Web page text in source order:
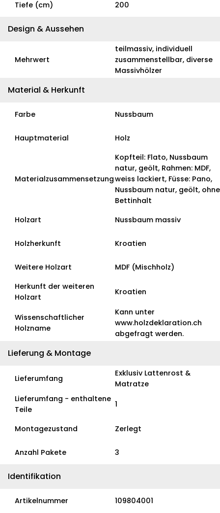
Tiefe (cm) 200
Design & Aussehen
Mehrwert
teilmassiv, individuell
zusammenstellbar, diverse
Massivhölzer
Material & Herkunft
Farbe Nussbaum
Hauptmaterial Holz
Materialzusammensetzung
Kopfteil: Flato, Nussbaum
natur, geölt, Rahmen: MDF,
weiss lackiert, Füsse: Pano,
Nussbaum natur, geölt, ohne
Bettinhalt
Holzart
Nussbaum massiv
Holzherkunft Kroatien
Weitere Holzart
MDF (Mischholz)
Herkunft der weiteren
Holzart
Kroatien
Wissenschaftlicher
Holzname
Kann unter
www.holzdeklaration.ch
abgefragt werden.
Lieferung & Montage
Lieferumfang
Exklusiv Lattenrost &
Matratze
Lieferumfang - enthaltene
Teile
1
Montagezustand Zerlegt
Anzahl Pakete 3
Identifikation
Artikelnummer 109804001